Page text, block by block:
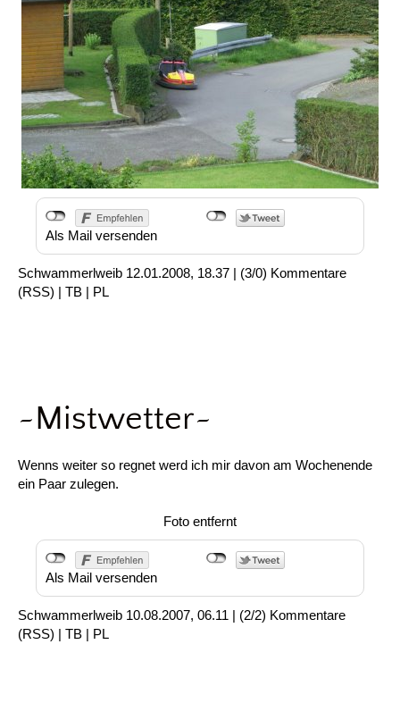
Als Mail versenden
Schwammerlweib 12.01.2008, 18.37 | (3/0) Kommentare
(RSS) | TB | PL
~Mistwetter~
Wenns weiter so regnet werd ich mir davon am Wochenende
ein Paar zulegen.
Foto entfernt
Als Mail versenden
Schwammerlweib 10.08.2007, 06.11 | (2/2) Kommentare
(RSS) | TB | PL